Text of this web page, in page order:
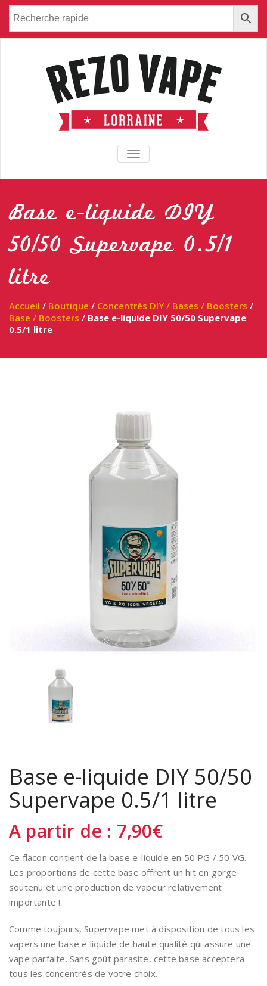
TOGGLE NAVIGATION
Base e-liquide DIY
50/50 Supervape 0.5/1
litre
Accueil / Boutique / Concentrés DIY / Bases / Boosters /
Base / Boosters / Base e-liquide DIY 50/50 Supervape
0.5/1 litre
Base e-liquide DIY 50/50
Supervape 0.5/1 litre
A partir de : 7,90€
Ce flacon contient de la base e-liquide en 50 PG / 50 VG.
Les proportions de cette base offrent un hit en gorge
soutenu et une production de vapeur relativement
importante !
Comme toujours, Supervape met à disposition de tous les
vapers une base e liquide de haute qualité qui assure une
vape parfaite. Sans goût parasite, cette base acceptera
tous les concentrés de votre choix.